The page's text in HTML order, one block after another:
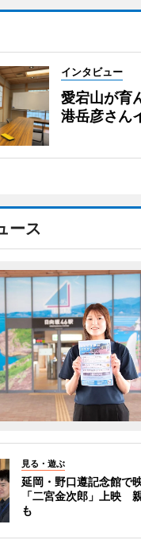
インタビュー
愛宕山が育
港岳彦さん
ース
見る・遊ぶ
延岡・野口遵記念館で
「二宮金次郎」上映
も